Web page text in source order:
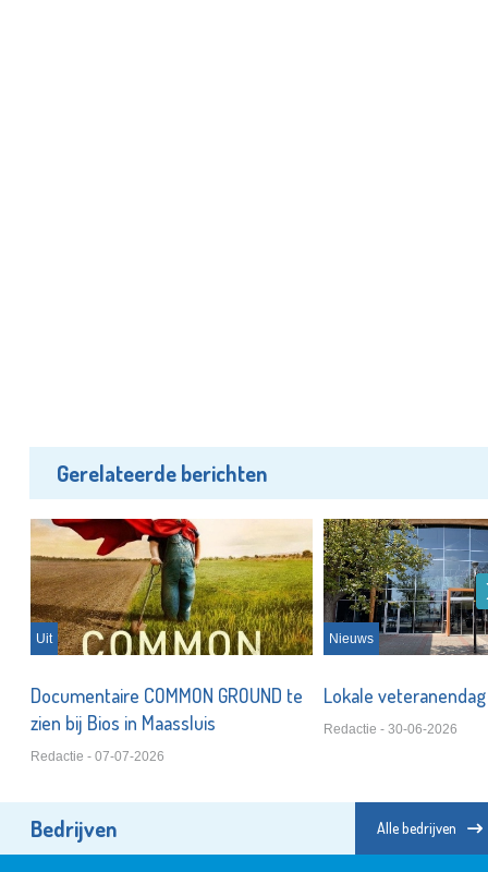
Gerelateerde berichten
Uit
Documentaire COMMON GROUND te
zien bij Bios in Maassluis
Redactie - 07-07-2026
Nieuws
Lokale
Redactie - 30-06-2026
Bedrijven Alle bedrijven